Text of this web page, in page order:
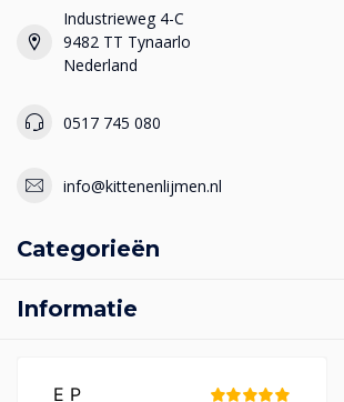
Industrieweg 4-C
9482 TT Tynaarlo
Nederland
0517 745 080
info@kittenenlijmen.nl
Categorieën
Informatie